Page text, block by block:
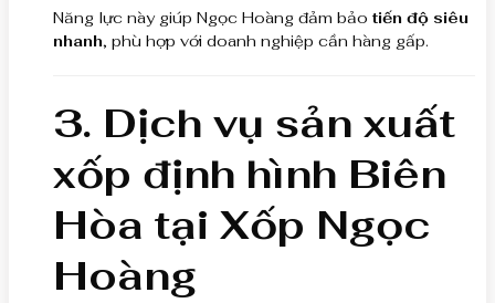
Năng lực này giúp Ngọc Hoàng đảm bảo tiến độ siêu
nhanh, phù hợp với doanh nghiệp cần hàng gấp.
3. Dịch vụ sản xuất
xốp định hình Biên
Hòa tại Xốp Ngọc
Hoàng